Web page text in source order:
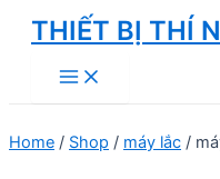
Skip
content
THIẾT BỊ THÍ
Main
Menu
Home / Shop / máy lắc /